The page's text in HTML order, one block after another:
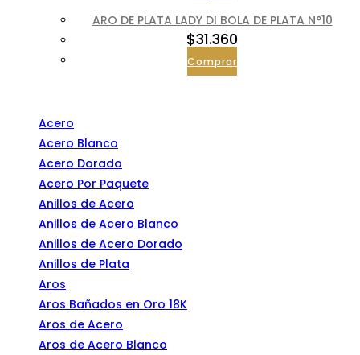
ARO DE PLATA LADY DI BOLA DE PLATA N°10
$31.360
Comprar
Acero
Acero Blanco
Acero Dorado
Acero Por Paquete
Anillos de Acero
Anillos de Acero Blanco
Anillos de Acero Dorado
Anillos de Plata
Aros
Aros Bañados en Oro 18K
Aros de Acero
Aros de Acero Blanco